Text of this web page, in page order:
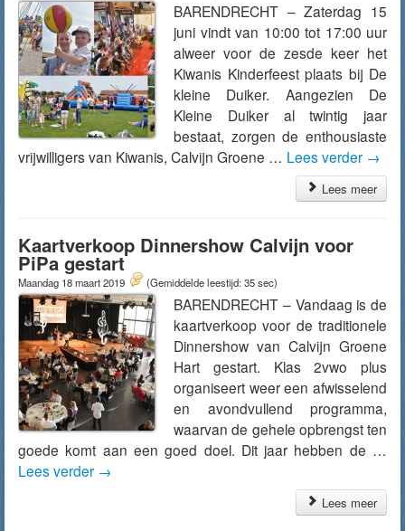
BARENDRECHT – Zaterdag 15
juni vindt van 10:00 tot 17:00 uur
alweer voor de zesde keer het
Kiwanis Kinderfeest plaats bij De
kleine Duiker. Aangezien De
Kleine Duiker al twintig jaar
bestaat, zorgen de enthousiaste
vrijwilligers van Kiwanis, Calvijn Groene … Lees verder →
Lees meer
Kaartverkoop Dinnershow Calvijn voor
PiPa gestart
Maandag 18 maart 2019 (Gemiddelde leestijd: 35 sec)
BARENDRECHT – Vandaag is de
kaartverkoop voor de traditionele
Dinnershow van Calvijn Groene
Hart gestart. Klas 2vwo plus
organiseert weer een afwisselend
en avondvullend programma,
waarvan de gehele opbrengst ten
goede komt aan een goed doel. Dit jaar hebben de …
Lees verder →
Lees meer